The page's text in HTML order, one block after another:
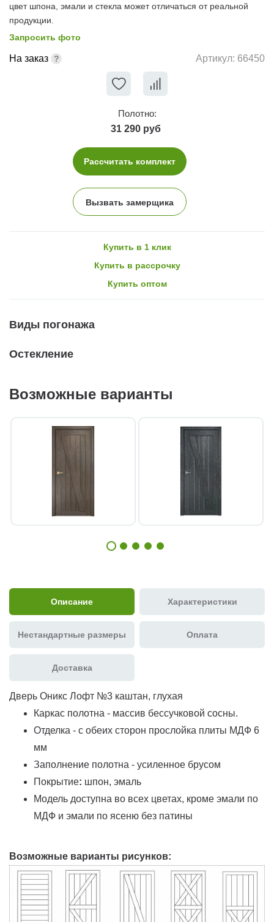
цвет шпона, эмали и стекла может отличаться от реальной
продукции.
Запросить фото
На заказ Артикул: 66450
Полотно:
31 290 руб
Рассчитать комплект
Вызвать замерщика
Купить в 1 клик
Купить в рассрочку
Купить оптом
Виды погонажа
Остекление
Возможные варианты
Описание Характеристики
Нестандартные размеры Оплата
Доставка
Дверь Оникс Лофт №3 каштан, глухая
Каркас полотна - массив бессучковой сосны.
Отделка - с обеих сторон прослойка плиты МДФ 6
мм
Заполнение полотна - усиленное брусом
Покрытие: шпон, эмаль
Модель доступна во всех цветах, кроме эмали по
МДФ и эмали по ясеню без патины
Возможные варианты рисунков: